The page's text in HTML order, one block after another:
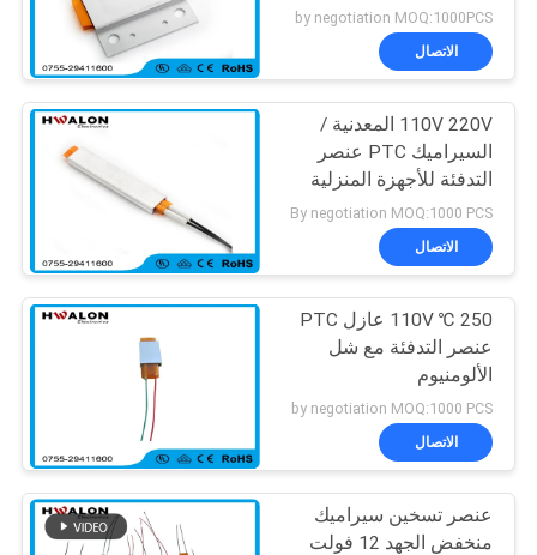
الإسكان
by negotiation MOQ:1000PCS
الاتصال
110V 220V المعدنية /
السيراميك PTC عنصر
التدفئة للأجهزة المنزلية
By negotiation MOQ:1000 PCS
الاتصال
250 ℃ 110V عازل PTC
عنصر التدفئة مع شل
الألومنيوم
by negotiation MOQ:1000 PCS
الاتصال
عنصر تسخين سيراميك
منخفض الجهد 12 فولت